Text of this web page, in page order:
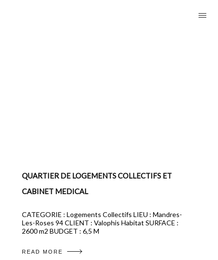
QUARTIER DE LOGEMENTS COLLECTIFS ET
CABINET MEDICAL
CATEGORIE : Logements Collectifs LIEU : Mandres-
Les-Roses 94 CLIENT : Valophis Habitat SURFACE :
2600 m2 BUDGET : 6,5 M
READ MORE